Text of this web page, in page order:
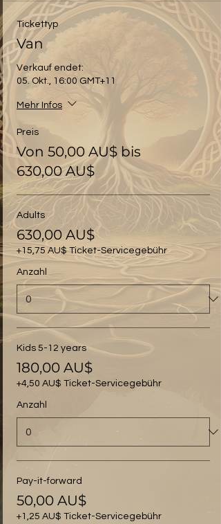
Tickettyp
Van
Verkauf endet:
05. Okt., 16:00 GMT+11
Mehr Infos
Preis
Von 50,00 AU$ bis
630,00 AU$
Adults
630,00 AU$
+15,75 AU$ Ticket-Servicegebühr
Anzahl
Kids 5-12 years
180,00 AU$
+4,50 AU$ Ticket-Servicegebühr
Anzahl
Pay-it-forward
50,00 AU$
+1,25 AU$ Ticket-Servicegebühr